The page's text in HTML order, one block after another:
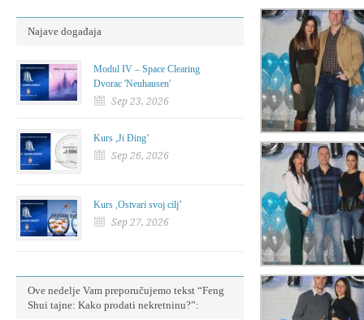
Najave događaja
Modul IV – Space Clearing
Dvorac 'Neuhausen'
Sep 23, 2026
Kurs ,Ji Đing’
Sep 26, 2026
Kurs ,Ostvari svoj cilj’
Sep 27, 2026
Ove nedelje Vam preporučujemo tekst “Feng
Shui tajne: Kako prodati nekretninu?”: